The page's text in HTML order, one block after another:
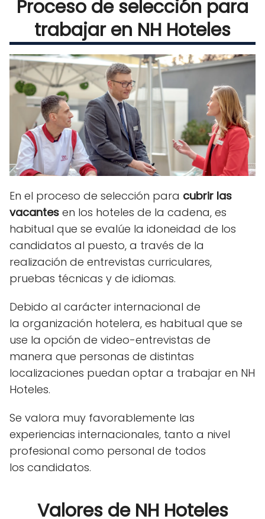
Proceso de selección para
trabajar en NH Hoteles
En el proceso de selección para cubrir las
vacantes en los hoteles de la cadena, es
habitual que se evalúe la idoneidad de los
candidatos al puesto, a través de la
realización de entrevistas curriculares,
pruebas técnicas y de idiomas.
Debido al carácter internacional de
la organización hotelera, es habitual que se
use la opción de video-entrevistas de
manera que personas de distintas
localizaciones puedan optar a trabajar en NH
Hoteles.
Se valora muy favorablemente las
experiencias internacionales, tanto a nivel
profesional como personal de todos
los candidatos.
Valores de NH Hoteles